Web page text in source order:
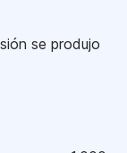
se produjo